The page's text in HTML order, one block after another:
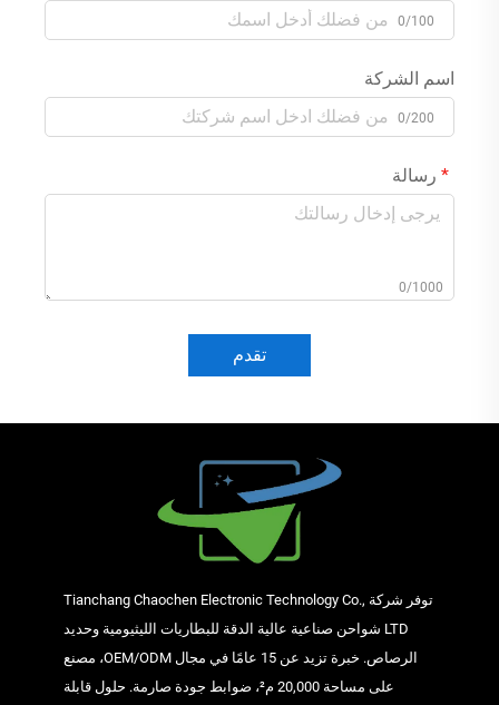
0/100
اسم الشركة
0/200
رسالة
0/1000
تقدم
توفر شركة Tianchang Chaochen Electronic Technology Co.,
LTD شواحن صناعية عالية الدقة للبطاريات الليثيومية وحديد
الرصاص. خبرة تزيد عن 15 عامًا في مجال OEM/ODM، مصنع
على مساحة 20,000 م²، ضوابط جودة صارمة. حلول قابلة